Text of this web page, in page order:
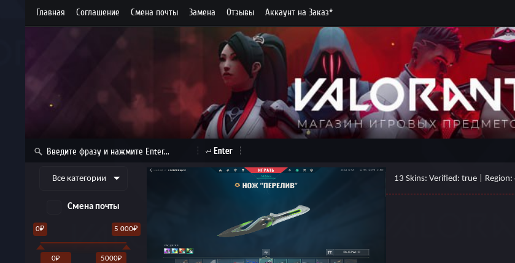
Главная Cоглашение Cмена почты Замена Отзывы Аккаунт на Заказ*
Все категории
Смена почты
0₽ 5 000₽
0₽ 5000₽
13 Skins: Verified: true | Region: